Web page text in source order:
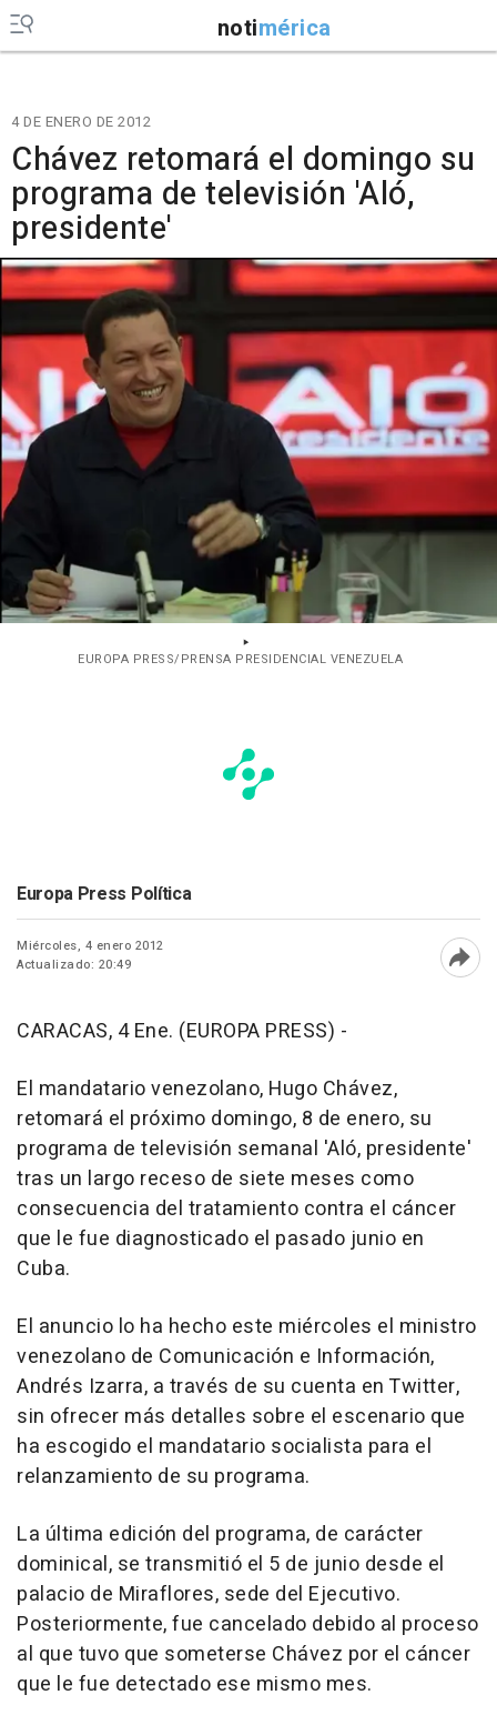
notimérica
4 DE ENERO DE 2012
Chávez retomará el domingo su
programa de televisión 'Aló,
presidente'
EUROPA PRESS/PRENSA PRESIDENCIAL VENEZUELA
Europa Press Política
Miércoles, 4 enero 2012
Actualizado: 20:49
CARACAS, 4 Ene. (EUROPA PRESS) -
El mandatario venezolano, Hugo Chávez,
retomará el próximo domingo, 8 de enero, su
programa de televisión semanal 'Aló, presidente'
tras un largo receso de siete meses como
consecuencia del tratamiento contra el cáncer
que le fue diagnosticado el pasado junio en
Cuba.
El anuncio lo ha hecho este miércoles el ministro
venezolano de Comunicación e Información,
Andrés Izarra, a través de su cuenta en Twitter,
sin ofrecer más detalles sobre el escenario que
ha escogido el mandatario socialista para el
relanzamiento de su programa.
La última edición del programa, de carácter
dominical, se transmitió el 5 de junio desde el
palacio de Miraflores, sede del Ejecutivo.
Posteriormente, fue cancelado debido al proceso
al que tuvo que someterse Chávez por el cáncer
que le fue detectado ese mismo mes.